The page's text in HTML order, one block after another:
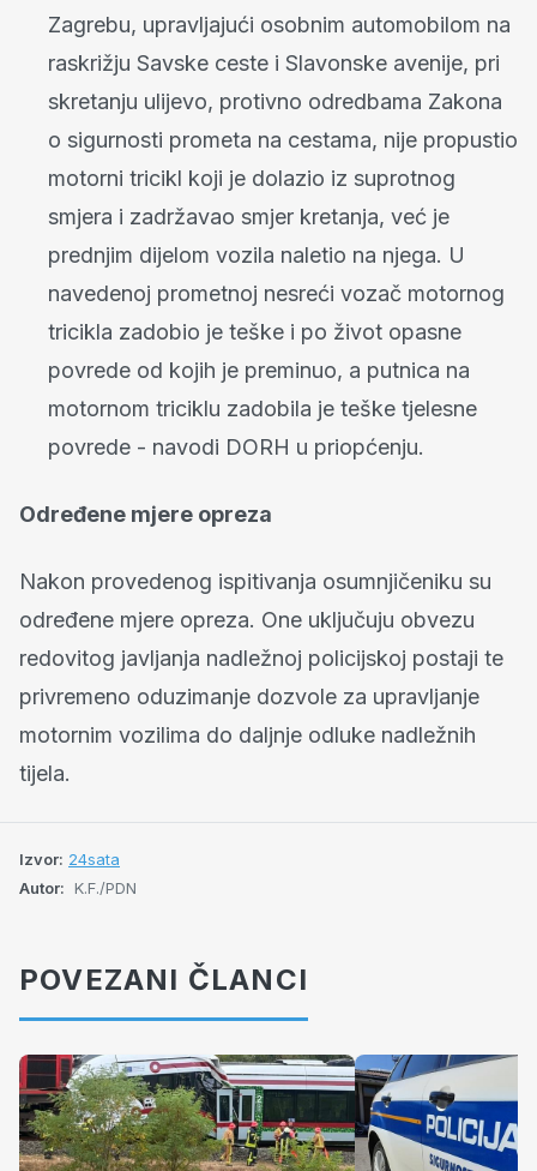
Zagrebu, upravljajući osobnim automobilom na
raskrižju Savske ceste i Slavonske avenije, pri
skretanju ulijevo, protivno odredbama Zakona
o sigurnosti prometa na cestama, nije propustio
motorni tricikl koji je dolazio iz suprotnog
smjera i zadržavao smjer kretanja, već je
prednjim dijelom vozila naletio na njega. U
navedenoj prometnoj nesreći vozač motornog
tricikla zadobio je teške i po život opasne
povrede od kojih je preminuo, a putnica na
motornom triciklu zadobila je teške tjelesne
povrede - navodi DORH u priopćenju.
Određene mjere opreza
Nakon provedenog ispitivanja osumnjičeniku su
određene mjere opreza. One uključuju obvezu
redovitog javljanja nadležnoj policijskoj postaji te
privremeno oduzimanje dozvole za upravljanje
motornim vozilima do daljnje odluke nadležnih
tijela.
Izvor: 24sata
Autor: K.F./PDN
POVEZANI ČLANCI